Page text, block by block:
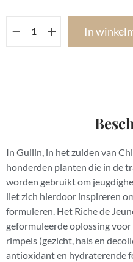
In
In Guilin, in het zuiden van
honderden planten die in de
worden gebruikt om
liet zich hierdoor inspireren
formuleren. Het Riche de
geformuleerde oplossing
rimpels (gezicht, hals en
antioxidant en hydraterende